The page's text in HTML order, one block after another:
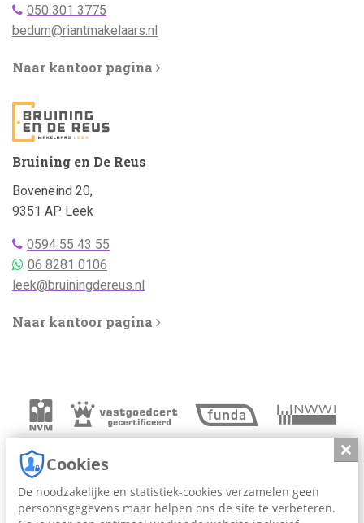
Telefoonnummer
bellen:
050 301 3775
Emailadres:
bedum@riantmakelaars.nl
Naar kantoor pagina
Bruining en De Reus
Adres:
Boveneind 20,
9351 AP Leek
Telefoonnummer
bellen:
0594 55 43 55
Telefoonnummer
WhatsApp:
06 8281 0106
Emailadres:
leek@bruiningdereus.nl
Naar kantoor pagina
Cookies
De noodzakelijke en statistiek-cookies verzamelen geen
persoonsgegevens maar helpen ons de site te verbeteren.